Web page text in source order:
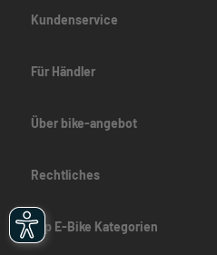
Kundenservice
Für Händler
Über bike-angebot
Rechtliches
Top E-Bike Kategorien